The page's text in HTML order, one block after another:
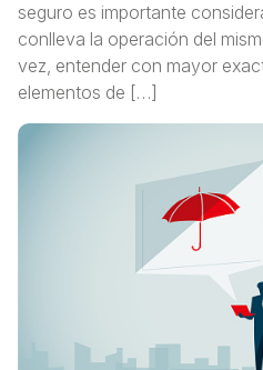
seguro es importante
conlleva la operación del
vez, entender con mayor
elementos de […]